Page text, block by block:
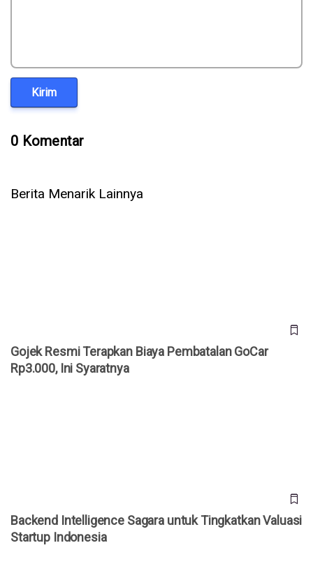
Kirim
0 Komentar
Berita Menarik Lainnya
Gojek Resmi Terapkan Biaya Pembatalan GoCar
Rp3.000, Ini Syaratnya
Backend Intelligence Sagara untuk Tingkatkan Valuasi
Startup Indonesia